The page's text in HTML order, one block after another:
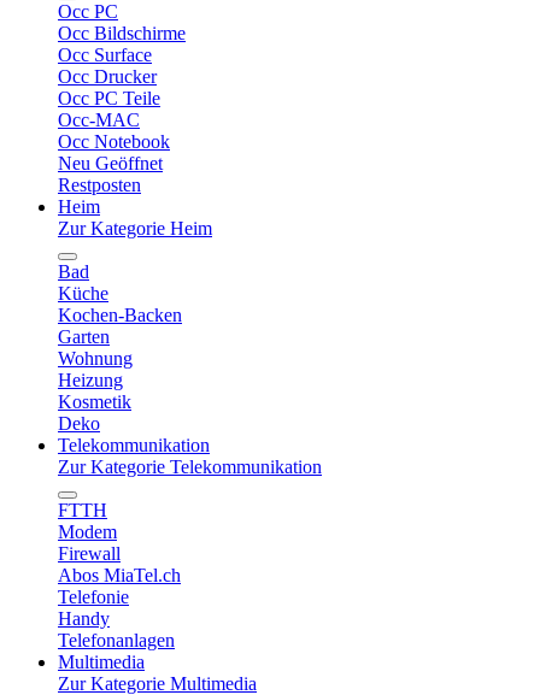
Occ PC
Occ Bildschirme
Occ Surface
Occ Drucker
Occ PC Teile
Occ-MAC
Occ Notebook
Neu Geöffnet
Restposten
Heim
Zur Kategorie Heim
Bad
Küche
Kochen-Backen
Garten
Wohnung
Heizung
Kosmetik
Deko
Telekommunikation
Zur Kategorie Telekommunikation
FTTH
Modem
Firewall
Abos MiaTel.ch
Telefonie
Handy
Telefonanlagen
Multimedia
Zur Kategorie Multimedia